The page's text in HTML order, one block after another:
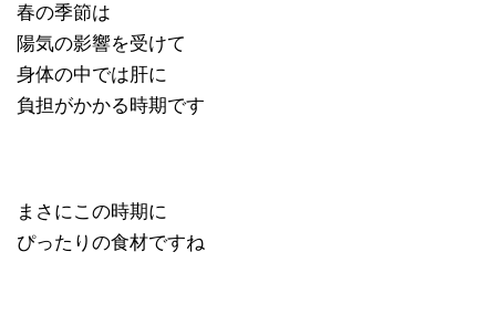
春の季節は
陽気の影響を受けて
身体の中では肝に
負担がかかる時期です
まさにこの時期に
ぴったりの食材ですね